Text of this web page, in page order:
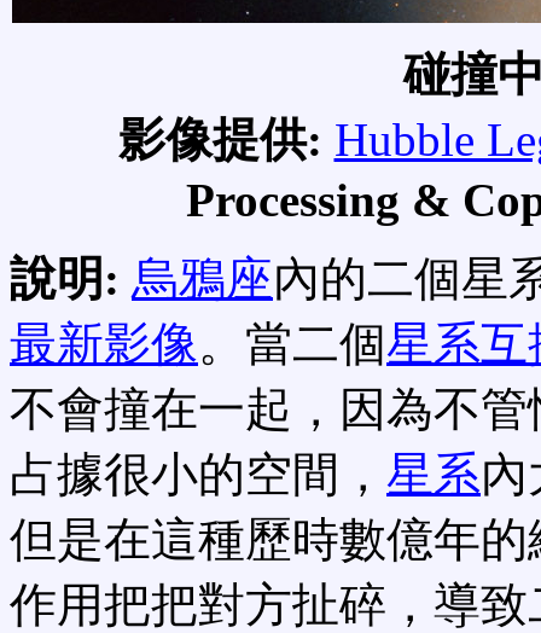
碰撞
影像提供: Hubble
Processing &
說明: 烏鴉座內的二個星
最新影像。當二個星系互
不會撞在一起，因為不
占據很小的空間， 星系
但是在這種歷時數億年的
作用把把對方扯碎，導